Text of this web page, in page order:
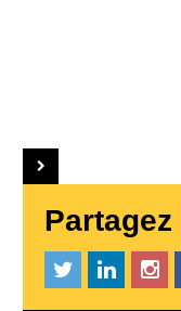
Partagez